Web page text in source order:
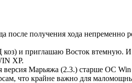
получения хода непременно
и приглашаю Восток втемную.
XP.
Марьяжа (2.3.) старше ОС
что крайне важно для